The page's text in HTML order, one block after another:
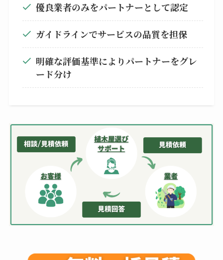
優良業者のみをパートナーとして認定
ガイドラインでサービスの品質を担保
明確な評価基準によりパートナーをグレ
ード分け